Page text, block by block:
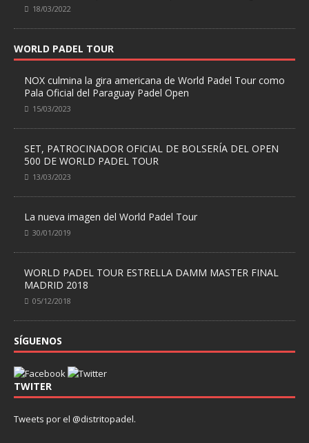
18/03/2022
WORLD PADEL TOUR
NOX culmina la gira americana de World Padel Tour como
Pala Oficial del Paraguay Padel Open
15/03/2023
SET, PATROCINADOR OFICIAL DE BOLSERÍA DEL OPEN
500 DE WORLD PADEL TOUR
13/03/2023
La nueva imagen del World Padel Tour
30/01/2019
WORLD PADEL TOUR ESTRELLA DAMM MASTER FINAL
MADRID 2018
05/12/2018
SÍGUENOS
TWITER
Tweets por el @distritopadel.